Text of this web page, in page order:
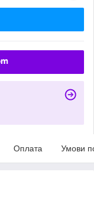
Оплата Умови